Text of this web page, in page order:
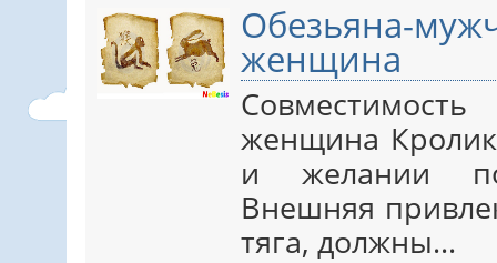
Обезьяна-
женщина
женщина
и желании
Внешняя
тяга, должны…